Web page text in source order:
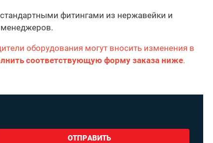
фитингами из нержавейки и
менеджеров.
оборудования могут вносить изменения в
соответствующую форму заказа ниже.